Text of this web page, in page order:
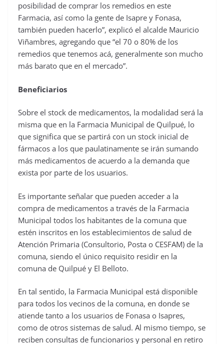
posibilidad de comprar los remedios en este
Farmacia, así como la gente de Isapre y Fonasa,
también pueden hacerlo”, explicó el alcalde Mauricio
Viñambres, agregando que “el 70 o 80% de los
remedios que tenemos acá, generalmente son mucho
más barato que en el mercado”.
Beneficiarios
Sobre el stock de medicamentos, la modalidad será la
misma que en la Farmacia Municipal de Quilpué, lo
que significa que se partirá con un stock inicial de
fármacos a los que paulatinamente se irán sumando
más medicamentos de acuerdo a la demanda que
exista por parte de los usuarios.
Es importante señalar que pueden acceder a la
compra de medicamentos a través de la Farmacia
Municipal todos los habitantes de la comuna que
estén inscritos en los establecimientos de salud de
Atención Primaria (Consultorio, Posta o CESFAM) de la
comuna, siendo el único requisito residir en la
comuna de Quilpué y El Belloto.
En tal sentido, la Farmacia Municipal está disponible
para todos los vecinos de la comuna, en donde se
atiende tanto a los usuarios de Fonasa o Isapres,
como de otros sistemas de salud. Al mismo tiempo, se
reciben consultas de funcionarios y personal en retiro